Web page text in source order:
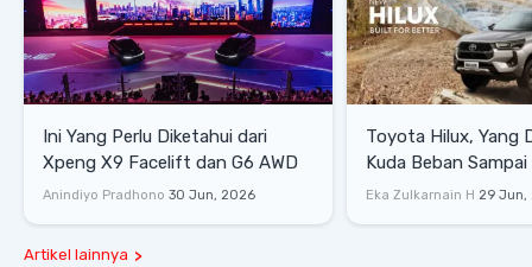
Ini Yang Perlu Diketahui dari
Xpeng X9 Facelift dan G6 AWD
Anindiyo Pradhono 30 Jun, 2026
Toyota Hilux, Yang
Kuda Beban
Lifestyle
Eka Zulkarnain H 29 Jun,
Artikel lainnya